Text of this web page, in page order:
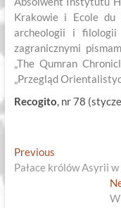
Krakowie i Ecole du
archeologii i filologii
zagranicznymi
„The Qumran
„Przegląd
Recogito, nr 78
Nawigacja
wpisu
PreviousPrevious
post:
Pałace królów Asyrii